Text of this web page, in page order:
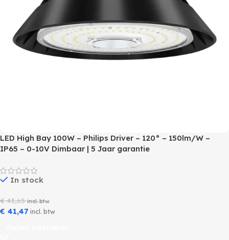
LED High Bay 100W – Philips Driver – 120° – 150lm/W –
IP65 – 0-10V Dimbaar | 5 Jaar garantie
In stock
€43,65 incl. btw
€ 41,47 incl. btw